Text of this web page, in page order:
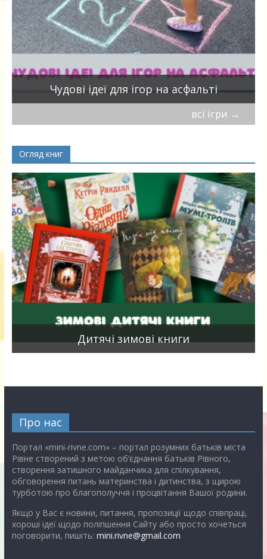
Чудові ідеї для ігор на асфальті
всі ігри →
Огляд книг
Дитячі зимові книги
Про нас
Портал «mini-rivne.com» – портал розумних батьків міста
Рівне створений з метою об’єднання батьків Рівного,
створення затишного майданчика для спілкування,
обговорення питань материнства і дитинства, з щирою
турботою про благополуччя і процвітання Вашої родини.
Якщо у Вас є новини, питання, пропозиції щодо співпраці,
хороші ідеї щодо поліпшення Сайту або просто хочеться
поговорити, пишіть: mini.rivne@gmail.com